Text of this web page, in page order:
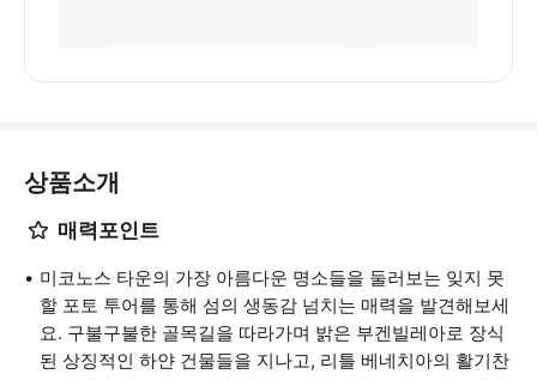
상품소개
매력포인트
미코노스 타운의 가장 아름다운 명소들을 둘러보는 잊지 못
할 포토 투어를 통해 섬의 생동감 넘치는 매력을 발견해보세
요. 구불구불한 골목길을 따라가며 밝은 부겐빌레아로 장식
된 상징적인 하얀 건물들을 지나고, 리틀 베네치아의 활기찬